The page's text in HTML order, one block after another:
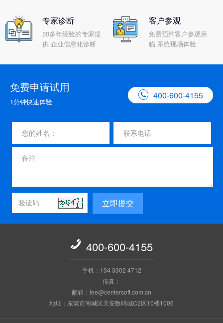
专家诊断
20多年经验的专家提
供 企业信息化诊断
客户参观
免费预约客户参观亲
临 系统现场体验
免费申请试用
1分钟快速体验
 400-600-4155
立即提交
 400-600-4155
手机：134 3302 4712
传真：
邮箱：lee@centersoft.com.cn
地址：东莞市南城区天安数码城C2区10楼1006